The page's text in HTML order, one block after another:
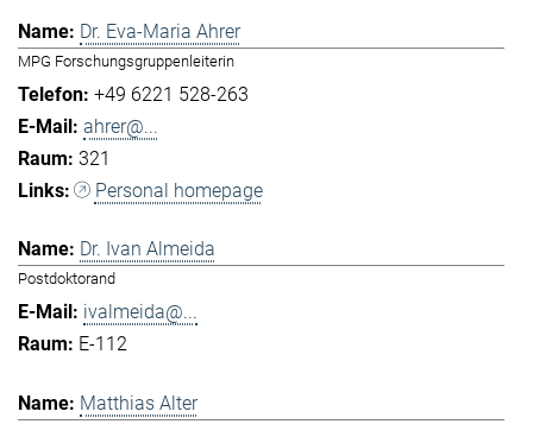
Dr. Eva-Maria Ahrer
MPG Forschungsgruppenleiterin
+49 6221 528-263
ahrer@...
321
Personal homepage
Dr. Ivan Almeida
Postdoktorand
ivalmeida@...
E-112
Matthias Alter